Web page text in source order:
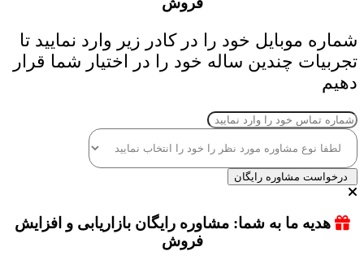
شماره موبایل خود را در کادر زیر وارد نمایید تا
تجربیات چندین ساله خود را در اختیار شما قرار
دهیم
درخواست مشاوره رایگان
هدیه ما به شما: مشاوره رایگان بازاریابی و افزایش
فروش